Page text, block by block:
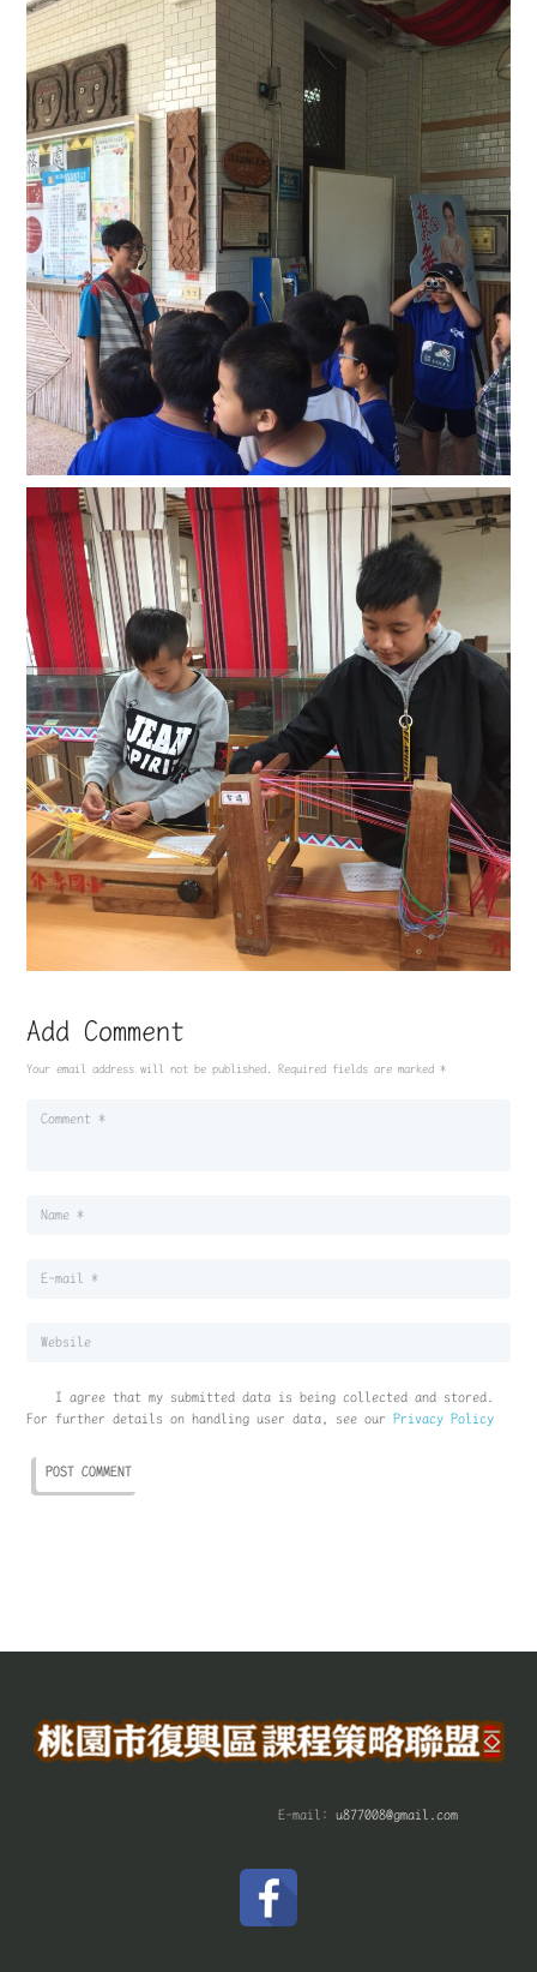
Add Comment
Your email address will not be published. Required fields are marked *
I agree that my submitted data is being collected and stored.
For further details on handling user data, see ourPrivacy Policy
E-mail:u877008@gmail.com